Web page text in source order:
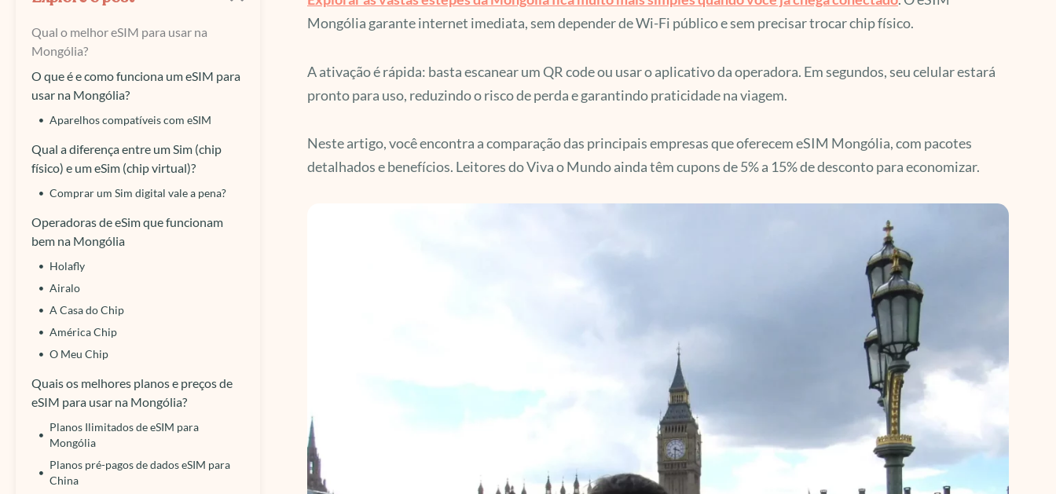
Qual o melhor eSIM para usar na
Mongólia?
O que é e como funciona um eSIM para
usar na Mongólia?
Aparelhos compatíveis com eSIM
Qual a diferença entre um Sim (chip
físico) e um eSim (chip virtual)?
Comprar um Sim digital vale a pena?
Operadoras de eSim que funcionam
bem na Mongólia
Holafly
Airalo
A Casa do Chip
América Chip
O Meu Chip
Quais os melhores planos e preços de
eSIM para usar na Mongólia?
Planos Ilimitados de eSIM para
Mongólia
Planos pré-pagos de dados eSIM para
China
Mongólia garante internet imediata, sem depender de Wi-Fi público e sem precisar trocar chip físico.
A ativação é rápida: basta escanear um QR code ou usar o aplicativo da operadora. Em segundos, seu celular estará
pronto para uso, reduzindo o risco de perda e garantindo praticidade na viagem.
Neste artigo, você encontra a comparação das principais empresas que oferecem eSIM Mongólia, com pacotes
detalhados e benefícios. Leitores do Viva o Mundo ainda têm cupons de 5% a 15% de desconto para economizar.